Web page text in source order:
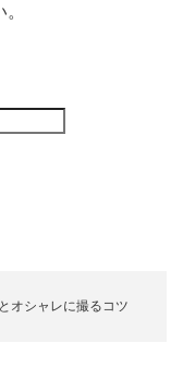
オシャレに撮るコツ